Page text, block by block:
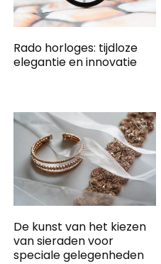
Rado horloges: tijdloze
elegantie en innovatie
De kunst van het kiezen
van sieraden voor
speciale gelegenheden